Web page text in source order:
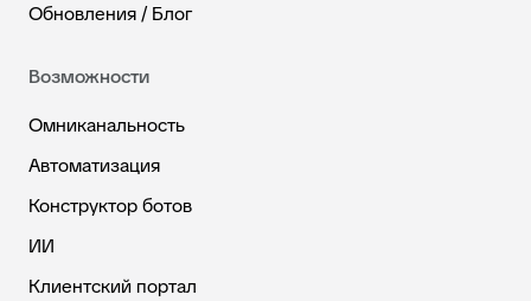
Обновления / Блог
Возможности
Омниканальность
Автоматизация
Конструктор ботов
ИИ
Клиентский портал